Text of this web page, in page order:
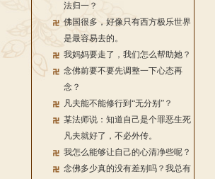
法归一？
佛国很多，好像只有西方极乐世界
是最容易去的。
我妈妈要走了，我们怎么帮助她？
念佛前要不要先调整一下心态再
念？
凡夫能不能修行到“无分别”？
某法师说：知道自己是个罪恶生死
凡夫就好了，不必外传。
我怎么能够让自己的心清净些呢？
念佛多少真的没有差别吗？我总有